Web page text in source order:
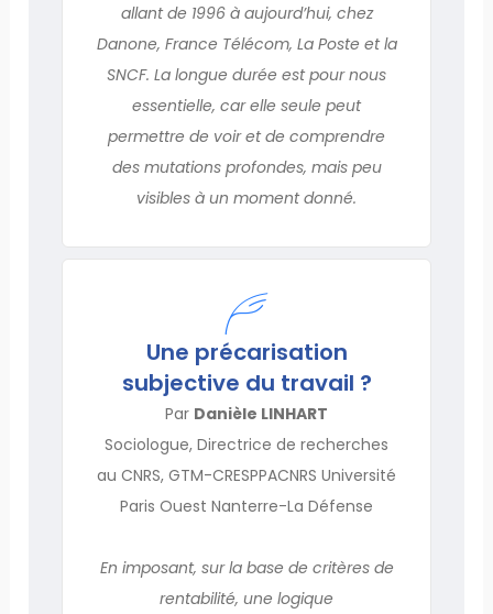
allant de 1996 à aujourd’hui, chez
Danone, France Télécom, La Poste et la
SNCF. La longue durée est pour nous
essentielle, car elle seule peut
permettre de voir et de comprendre
des mutations profondes, mais peu
visibles à un moment donné.
Une précarisation
subjective du travail ?
Par Danièle LINHART
Sociologue, Directrice de recherches
au CNRS, GTM-CRESPPACNRS Université
Paris Ouest Nanterre-La Défense
En imposant, sur la base de critères de
rentabilité, une logique